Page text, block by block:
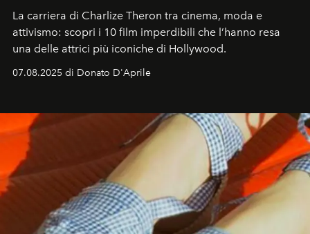
La carriera di Charlize Theron tra cinema, moda e
attivismo: scopri i 10 film imperdibili che l’hanno resa
una delle attrici più iconiche di Hollywood.
07.08.2025 di Donato D'Aprile